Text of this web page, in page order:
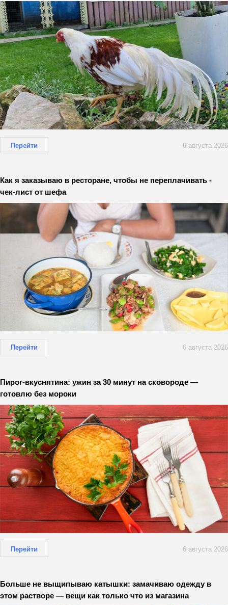
Перейти 6 августа 2026
Как я заказываю в ресторане, чтобы не переплачивать -
чек-лист от шефа
Перейти 6 августа 2026
Пирог-вкуснятина: ужин за 30 минут на сковороде —
готовлю без мороки
Перейти 6 августа 2026
Больше не выщипываю катышки: замачиваю одежду в
этом растворе — вещи как только что из магазина